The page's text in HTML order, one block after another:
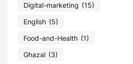
Digital-marketing (15)
English (5)
Food-and-Health (1)
Ghazal (3)